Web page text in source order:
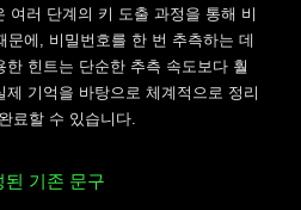
여러 단계의 키 도출 과정을 통해 비
문에, 비밀번호를 한 번 추측하는 데
힌트는 단순한 추측 속도보다 훨
기억을 바탕으로 체계적으로 정리
료할 수 있습니다.
된 기존 문구